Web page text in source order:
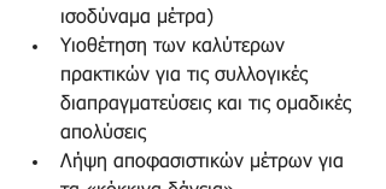
ισοδύναμα μέτρα)
Υιοθέτηση των καλύτερων
πρακτικών για τις συλλογικές
διαπραγματεύσεις και τις ομαδικές
απολύσεις
Λήψη αποφασιστικών μέτρων για